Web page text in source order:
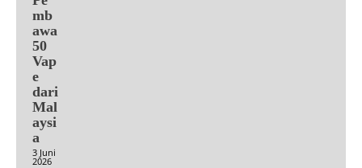
mb
awa
50
Vap
e
dari
Mal
aysi
a
3 Juni
2026